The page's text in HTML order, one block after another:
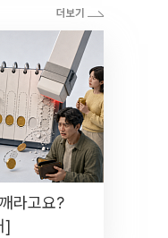
라고요?
]